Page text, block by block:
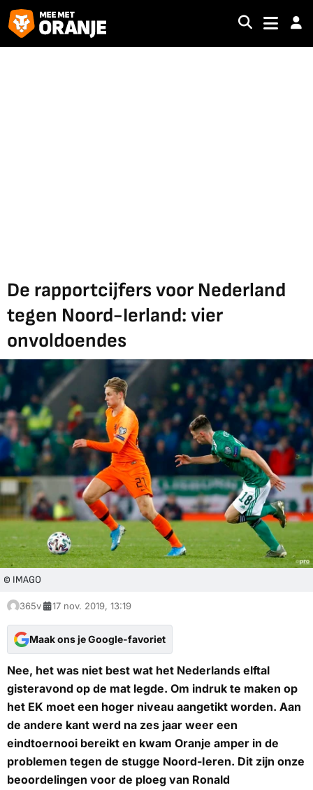
De rapportcijfers voor Nederland
tegen Noord-Ierland: vier
onvoldoendes
© IMAGO
365v 17 nov. 2019, 13:19
Maak ons je Google-favoriet
Nee, het was niet best wat het Nederlands elftal
gisteravond op de mat legde. Om indruk te maken op
het EK moet een hoger niveau aangetikt worden. Aan
de andere kant werd na zes jaar weer een
eindtoernooi bereikt en kwam Oranje amper in de
problemen tegen de stugge Noord-Ieren. Dit zijn onze
beoordelingen voor de ploeg van Ronald